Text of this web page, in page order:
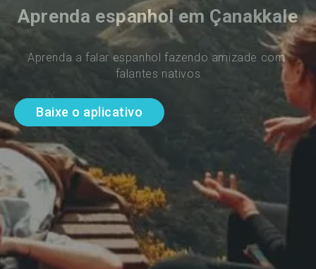
Aprenda espanhol em Çanakkale
Aprenda a falar espanhol fazendo amizade com
falantes nativos
Baixe o aplicativo